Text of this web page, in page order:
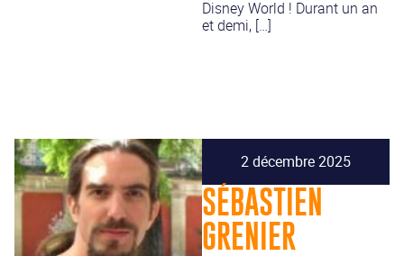
Disney World ! Durant un an
et demi, […]
2 décembre 2025
SÉBASTIEN
GRENIER